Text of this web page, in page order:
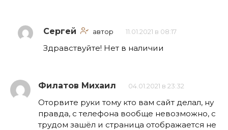
Сергей автор 11.01.2021 в 08:17
Здравствуйте! Нет в наличии
Филатов Михаил 04.01.2021 в 23:32
Оторвите руки тому кто вам сайт делал, ну
правда, с телефона вообще невозможно, с
трудом зашёл и страница отображается не